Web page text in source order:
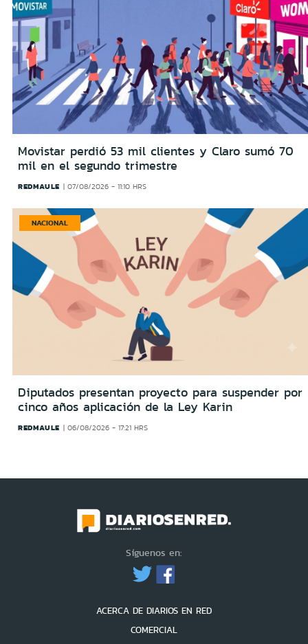
Movistar perdió 53 mil clientes y Claro sumó 70
mil en el segundo trimestre
REDMAULE 07/08/2026 - 11:10 HRS
NACIONAL
Diputados presentan proyecto para suspender por
cinco años aplicación de la Ley Karin
REDMAULE 06/08/2026 - 17:21 HRS
Síguenos en:
ACERCA DE DIARIOS EN RED
COMERCIAL